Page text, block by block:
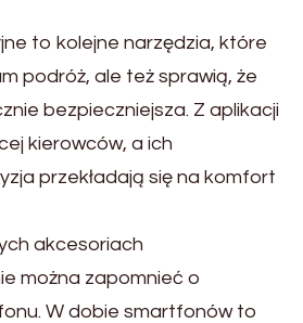
to kolejne narzędzia, które
podróż, ale też sprawią, że
bezpieczniejsza. Z aplikacji
kierowców, a ich
przekładają się na komfort
akcesoriach
można zapomnieć o
W dobie smartfonów to